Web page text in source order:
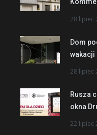
28 lipiec
Dom
wakacji
28 lipiec
Rusza
okna
22 lipiec